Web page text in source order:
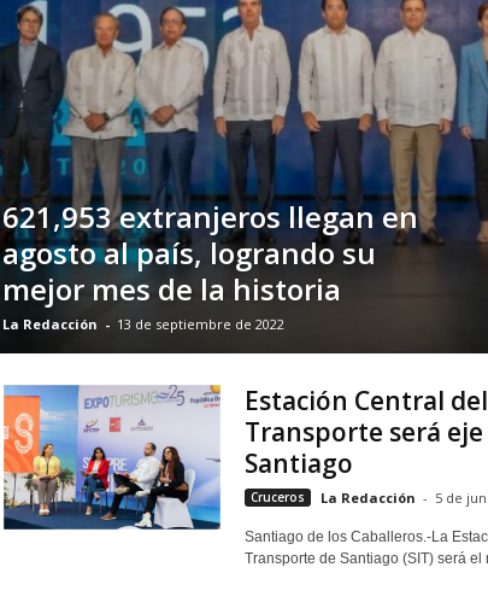
621,953 extranjeros llegan en
agosto al país, logrando su
mejor mes de la historia
La Redacción - 13 de septiembre de 2022
Estación Central
Transporte será
Santiago
Cruceros La Redacción - 5 de
Santiago de los Caballeros.-La
Transporte de Santiago (SIT) será el